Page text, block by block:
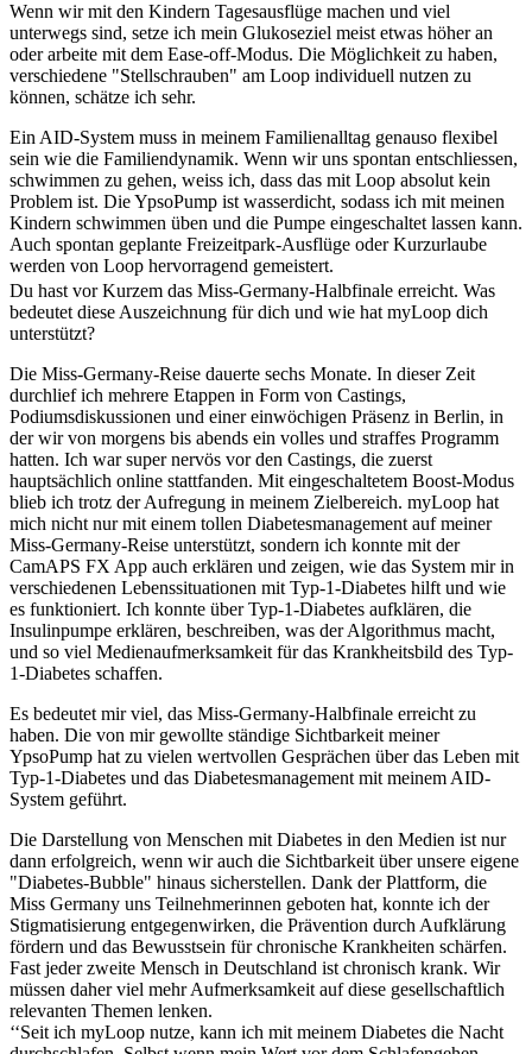
Wenn wir mit den Kindern Tagesausflüge machen und viel
unterwegs sind, setze ich mein Glukoseziel meist etwas höher an
oder arbeite mit dem Ease-off-Modus. Die Möglichkeit zu haben,
verschiedene "Stellschrauben" am Loop individuell nutzen zu
können, schätze ich sehr.
Ein AID-System muss in meinem Familienalltag genauso flexibel
sein wie die Familiendynamik. Wenn wir uns spontan entschliessen,
schwimmen zu gehen, weiss ich, dass das mit Loop absolut kein
Problem ist. Die YpsoPump ist wasserdicht, sodass ich mit meinen
Kindern schwimmen üben und die Pumpe eingeschaltet lassen kann.
Auch spontan geplante Freizeitpark-Ausflüge oder Kurzurlaube
werden von Loop hervorragend gemeistert.
Du hast vor Kurzem das Miss-Germany-Halbfinale erreicht. Was
bedeutet diese Auszeichnung für dich und wie hat myLoop dich
unterstützt?
Die Miss-Germany-Reise dauerte sechs Monate. In dieser Zeit
durchlief ich mehrere Etappen in Form von Castings,
Podiumsdiskussionen und einer einwöchigen Präsenz in Berlin, in
der wir von morgens bis abends ein volles und straffes Programm
hatten. Ich war super nervös vor den Castings, die zuerst
hauptsächlich online stattfanden. Mit eingeschaltetem Boost-Modus
blieb ich trotz der Aufregung in meinem Zielbereich. myLoop hat
mich nicht nur mit einem tollen Diabetesmanagement auf meiner
Miss-Germany-Reise unterstützt, sondern ich konnte mit der
CamAPS FX App auch erklären und zeigen, wie das System mir in
verschiedenen Lebenssituationen mit Typ-1-Diabetes hilft und wie
es funktioniert. Ich konnte über Typ-1-Diabetes aufklären, die
Insulinpumpe erklären, beschreiben, was der Algorithmus macht,
und so viel Medienaufmerksamkeit für das Krankheitsbild des Typ-
1-Diabetes schaffen.
Es bedeutet mir viel, das Miss-Germany-Halbfinale erreicht zu
haben. Die von mir gewollte ständige Sichtbarkeit meiner
YpsoPump hat zu vielen wertvollen Gesprächen über das Leben mit
Typ-1-Diabetes und das Diabetesmanagement mit meinem AID-
System geführt.
Die Darstellung von Menschen mit Diabetes in den Medien ist nur
dann erfolgreich, wenn wir auch die Sichtbarkeit über unsere eigene
"Diabetes-Bubble" hinaus sicherstellen. Dank der Plattform, die
Miss Germany uns Teilnehmerinnen geboten hat, konnte ich der
Stigmatisierung entgegenwirken, die Prävention durch Aufklärung
fördern und das Bewusstsein für chronische Krankheiten schärfen.
Fast jeder zweite Mensch in Deutschland ist chronisch krank. Wir
müssen daher viel mehr Aufmerksamkeit auf diese gesellschaftlich
relevanten Themen lenken.
‘‘Seit ich myLoop nutze, kann ich mit meinem Diabetes die Nacht